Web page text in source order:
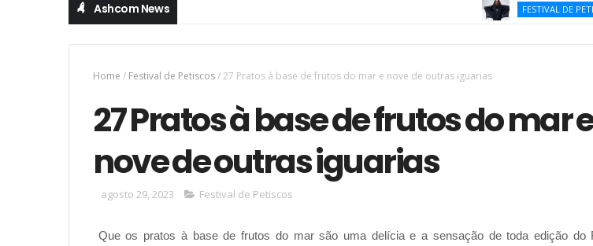
Ashcom News FESTIVAL DE PETISCOS
Home / Festival de Petiscos/27 Pratos à base de frutos do mar e nove de outras iguarias
27 Pratos à base de frutos do mar e
nove de outras iguarias
agosto 29, 2023 Festival de Petiscos
Que os pratos à base de frutos do mar são uma delícia e a sensação de toda edição do